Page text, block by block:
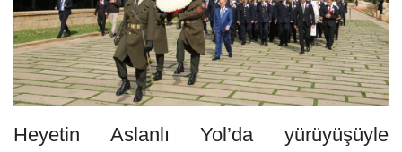
Heyetin Aslanlı Yol’da yürüyüşüyle